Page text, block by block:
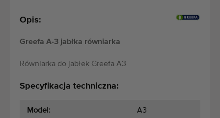
Opis:
Greefa A-3 jabłka równiarka
Równiarka do jabłek Greefa A3
Specyfikacja techniczna:
Model: A3